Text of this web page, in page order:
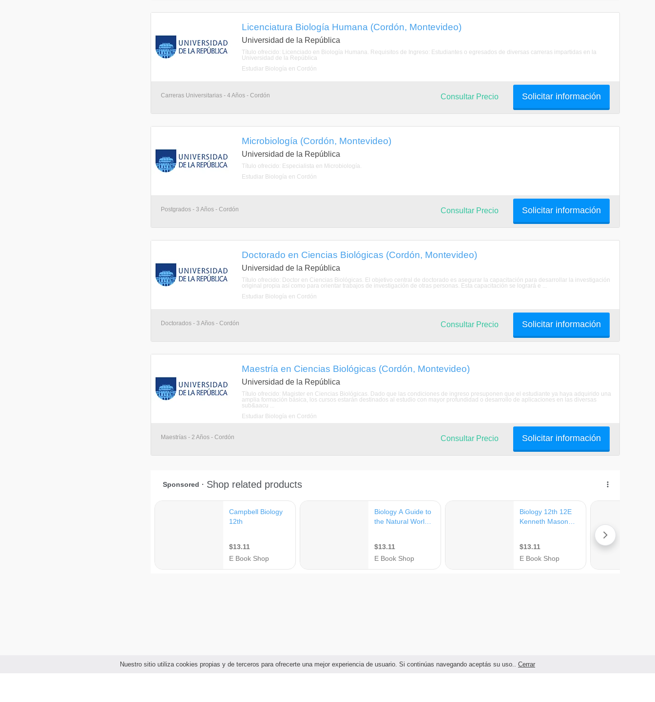
Nuestro sitio utiliza cookies propias y de terceros para ofrecerte una mejor experiencia de usuario. Si continúas navegando aceptás su uso.. Cerrar
Licenciatura Biología Humana (Cordón, Montevideo)
Universidad de la República
Título ofrecido: Licenciado en Biología Humana. Requisitos de Ingreso: Estudiantes o egresados de diversas carreras impartidas en la
Universidad de la República
Estudiar Biología en Cordón
Carreras Universitarias - 4 Años - Cordón Solicitar información
Consultar Precio
Microbiología (Cordón, Montevideo)
Universidad de la República
Título ofrecido: Especialista en Microbiología.
Estudiar Biología en Cordón
Postgrados - 3 Años - Cordón Solicitar información
Consultar Precio
Doctorado en Ciencias Biológicas (Cordón, Montevideo)
Universidad de la República
Título ofrecido: Doctor en Ciencias Biológicas. El objetivo central de doctorado es asegurar la capacitación para desarrollar la investigación
original propia así como para orientar trabajos de investigación de otras personas. Esta capacitación se logrará e ...
Estudiar Biología en Cordón
Doctorados - 3 Años - Cordón Solicitar información
Consultar Precio
Maestría en Ciencias Biológicas (Cordón, Montevideo)
Universidad de la República
Título ofrecido: Magister en Ciencias Biológicas. Dado que las condiciones de ingreso presuponen que el estudiante ya haya adquirido una
amplia formación básica, los cursos estarán destinados al estudio con mayor profundidad o desarrollo de aplicaciones en las diversas
sub&aacu ...
Estudiar Biología en Cordón
Maestrías - 2 Años - Cordón Solicitar información
Consultar Precio